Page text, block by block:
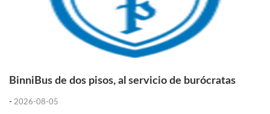
BinniBus de dos pisos, al servicio de burócratas
- 2026-08-05